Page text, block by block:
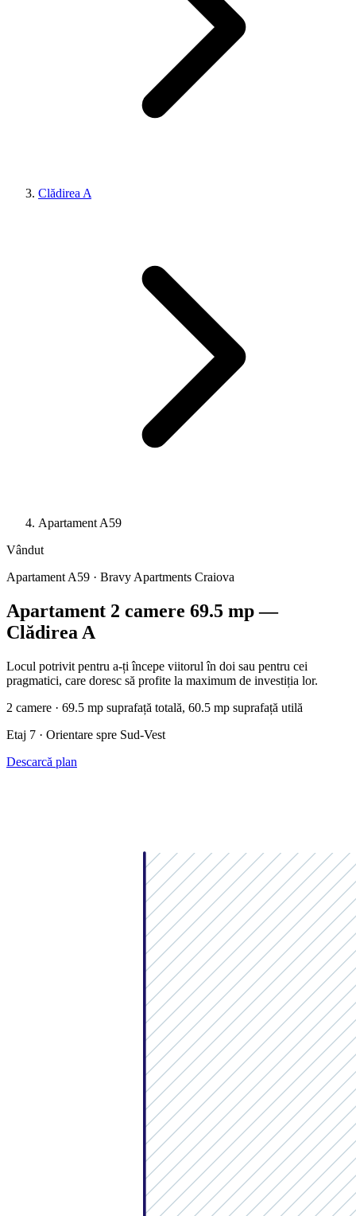
Clădirea A
Apartament A59
Vândut
Apartament A59 · Bravy Apartments Craiova
Apartament 2 camere 69.5 mp —
Clădirea A
Locul potrivit pentru a-ți începe viitorul în doi sau pentru cei
pragmatici, care doresc să profite la maximum de investiția lor.
2 camere · 69.5 mp suprafață totală, 60.5 mp suprafață utilă
Etaj 7 · Orientare spre Sud-Vest
Descarcă plan